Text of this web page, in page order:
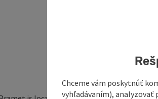
Chceme vám poskytnúť
vyhľadávaním), analyzovať